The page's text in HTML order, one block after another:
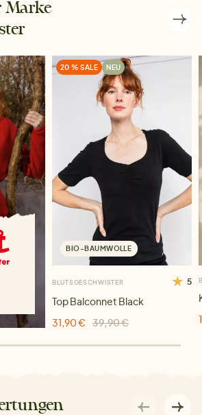
Marke
20 % SALE NEU
BIO-BAUMWOLLE
BLUTSGESCHWISTER 5
Top Balconnet Black
31,90 €
39,90 €